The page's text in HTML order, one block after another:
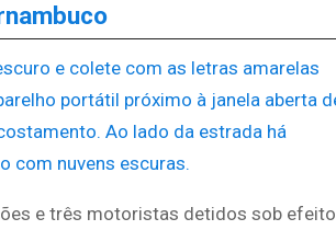
e três motoristas detidos sob efeito